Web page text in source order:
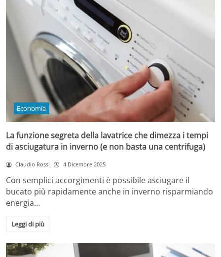
Economia
La funzione segreta della lavatrice che dimezza i tempi
di asciugatura in inverno (e non basta una centrifuga)
Claudio Rossi 4 Dicembre 2025
Con semplici accorgimenti è possibile asciugare il
bucato più rapidamente anche in inverno risparmiando
energia…
Leggi di più